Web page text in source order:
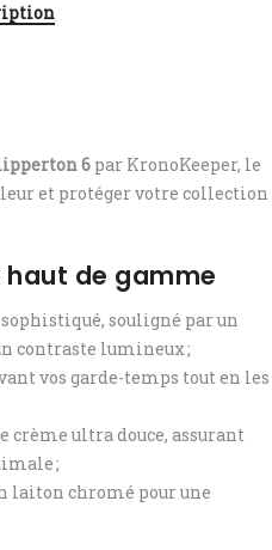
6 par KronoKeeper, le
et protéger votre collection
de gamme
souligné par un
contraste lumineux ;
vos garde-temps tout en les
ultra douce, assurant
;
laiton chromé pour une